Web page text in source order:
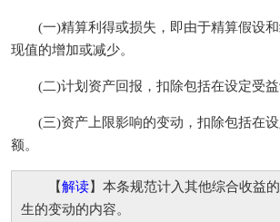
(一)精算利得或损失，即由于精算假设和
现值的增加或减少。
(二)计划资产回报，扣除包括在设定受益
(三)资产上限影响的变动，扣除包括在设
额。
【解读】本条规范计入其他综合收益
生的变动的内容。